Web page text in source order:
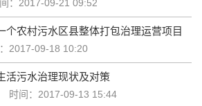
：2017-09-21 09:52
个农村污水区县整体打包治理运营项目
2017-09-18 10:20
活污水治理现状及对策
时间：2017-09-13 15:44